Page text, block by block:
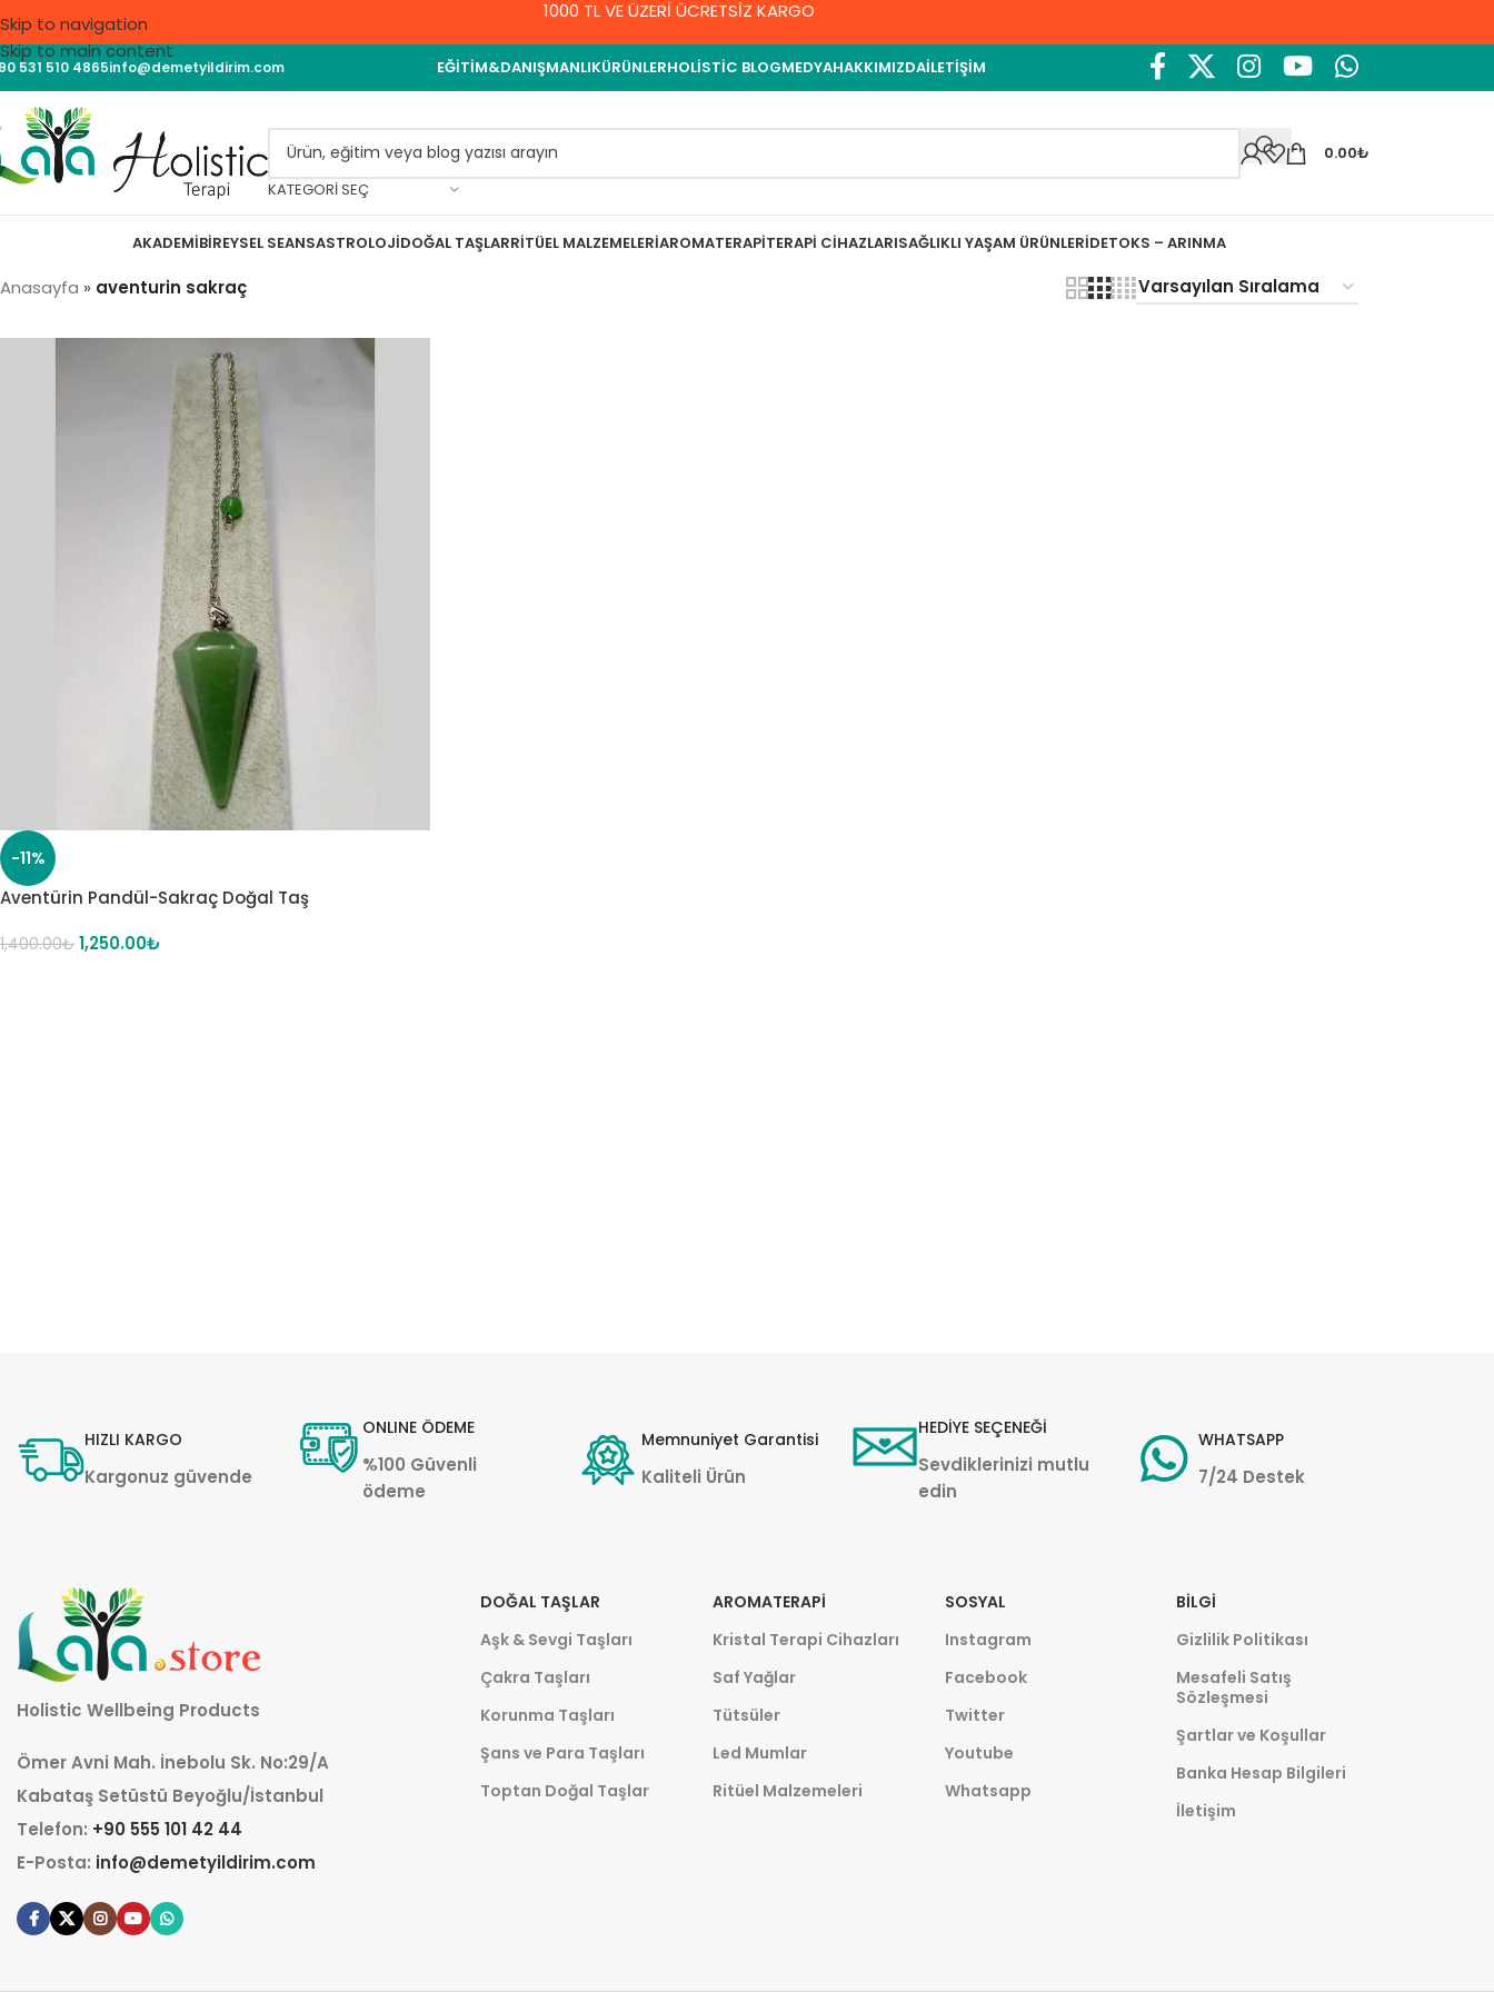
Skip to navigation
Skip to main content
1000 TL VE ÜZERİ ÜCRETSİZ KARGO
531 510 4865info@demetyildirim.com EĞITIM&DANIŞMANLIKÜRÜNLERHOLISTIC BLOGMEDYAHAKKIMIZDAİLETIŞIM
KATEGORI SEÇ
0.00₺
AKADEMIBIREYSEL SEANSASTROLOJIDOĞAL TAŞLARRITÜEL MALZEMELERIAROMATERAPITERAPI CIHAZLARISAĞLIKLI YAŞAM ÜRÜNLERIDETOKS – ARINMA
Anasayfa » aventurin sakraç
-11%
Aventürin Pandül-Sakraç Doğal Taş
1,400.00₺ 1,250.00₺
HIZLI KARGO
Kargonuz güvende
ONLINE ÖDEME
%100 Güvenli
ödeme
Memnuniyet Garantisi
Kaliteli Ürün
HEDİYE SEÇENEĞİ
Sevdiklerinizi mutlu
edin
WHATSAPP
7/24 Destek
Holistic Wellbeing Products
Ömer Avni Mah. İnebolu Sk. No:29/A
Kabataş Setüstü Beyoğlu/İstanbul
Telefon: +90 555 101 42 44
E-Posta: info@demetyildirim.com
DOĞAL TAŞLAR
Aşk & Sevgi Taşları
Çakra Taşları
Korunma Taşları
Şans ve Para Taşları
Toptan Doğal Taşlar
AROMATERAPI
Kristal Terapi Cihazları
Saf Yağlar
Tütsüler
Led Mumlar
Ritüel Malzemeleri
SOSYAL
Instagram
Facebook
Twitter
Youtube
Whatsapp
BILGI
Gizlilik Politikası
Mesafeli Satış
Sözleşmesi
Şartlar ve Koşullar
Banka Hesap Bilgileri
İletişim